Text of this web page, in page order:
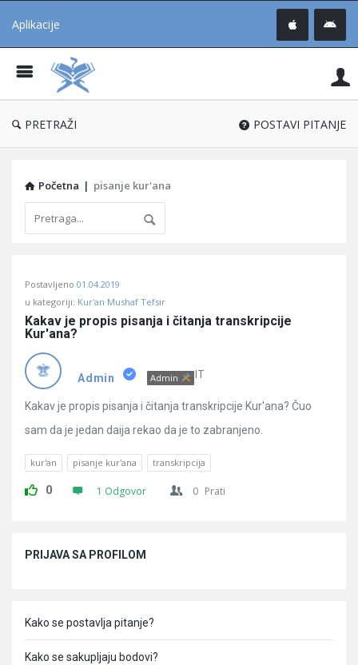
Aplikacije
®
PRETRAŽI POSTAVI PITANJE
Početna | pisanje kur'ana
Učene
Latest
Pitanja
Postavljeno 01.04.2019
u kategoriji: Kur'an Mushaf Tefsir
Kakav je propis pisanja i čitanja transkripcije
Kur'ana?
Admin Admin IT
Kakav je propis pisanja i čitanja transkripcije Kur'ana? Čuo
sam da je jedan daija rekao da je to zabranjeno.
kur'an pisanje kur'ana transkripcija
0 1 Odgovor 0 Prati
PRIJAVA SA PROFILOM
Kako se postavlja pitanje?
Kako se sakupljaju bodovi?